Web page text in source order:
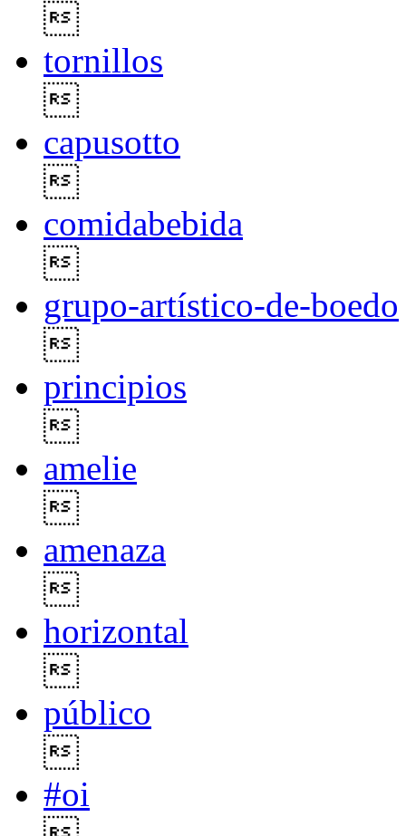
tornillos
capusotto
comidabebida
grupo-artístico-de-boedo
principios
amelie
amenaza
horizontal
público
#oi